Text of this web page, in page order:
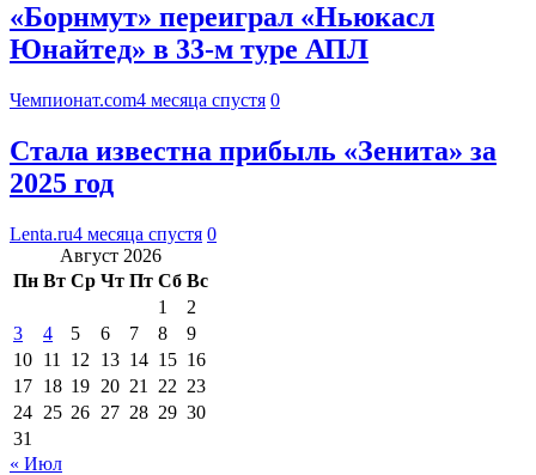
«Борнмут» переиграл «Ньюкасл
Юнайтед» в 33-м туре АПЛ
Чемпионат.com4 месяца спустя 0
Стала известна прибыль «Зенита» за
2025 год
Lenta.ru4 месяца спустя 0
Август 2026
Пн Вт Ср Чт Пт Сб Вс
1
2
3
4 5 6 7 8
9
10 11 12 13 14 15 16
17 18 19 20 21 22 23
24 25 26 27 28 29 30
31
« Июл